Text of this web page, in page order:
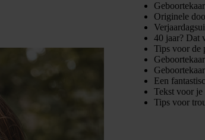
Originele
40 jaar? Dat
Tips voor de
Een
Tekst voor
Tips voor